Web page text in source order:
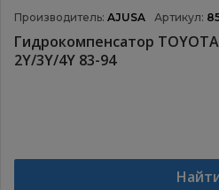
Производитель: AJUSA Артикул:
Гидрокомпенсатор
2Y/3Y/4Y 83-94